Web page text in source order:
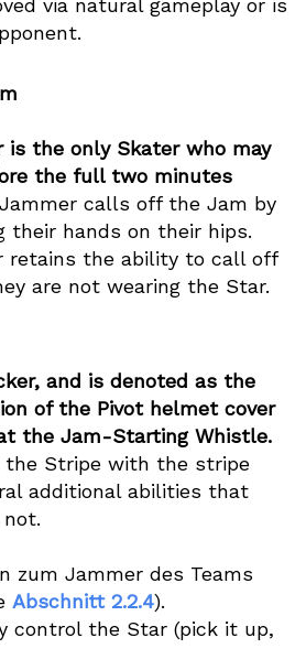
via natural gameplay or is
is the only Skater who may
the full two minutes
calls off the Jam by
their hands on their hips.
retains the ability to call off
are not wearing the Star.
and is denoted as the
of the Pivot helmet cover
the Jam-Starting Whistle.
the Stripe with the stripe
additional abilities that
zum Jammer des Teams
Abschnitt 2.2.4).
control the Star (pick it up,